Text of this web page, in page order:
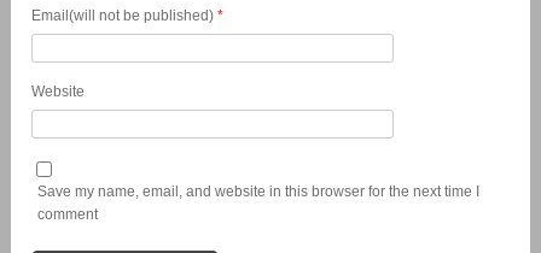
Email(will not be published)*
Website
Save my name, email, and website in this browser for the next time I
comment